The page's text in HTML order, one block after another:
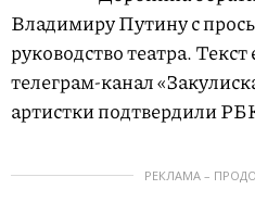
Владимиру Путину с
руководство театра.
телеграм-канал
артистки подтвердили
РЕКЛАМА –